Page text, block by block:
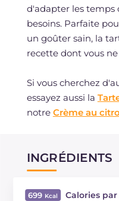
d'adapter les temps
besoins. Parfaite
un goûter sain, la
recette dont vous
Si vous cherchez
essayez aussi la
notre Crème au
INGRÉDIENTS
699 Calories